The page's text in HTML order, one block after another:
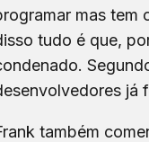
mas tem
tudo é que,
já
também